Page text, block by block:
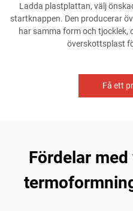
Ladda plastplattan, välj
startknappen. Den producerar
har samma form och tjocklek,
överskottsplast
Få ett
Fördelar